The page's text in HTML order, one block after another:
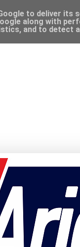
to deliver its
along with
and to detect